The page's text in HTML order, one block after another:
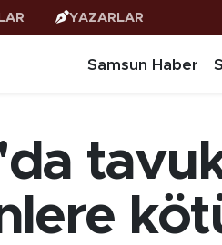
YAZARLAR
Samsun Haber